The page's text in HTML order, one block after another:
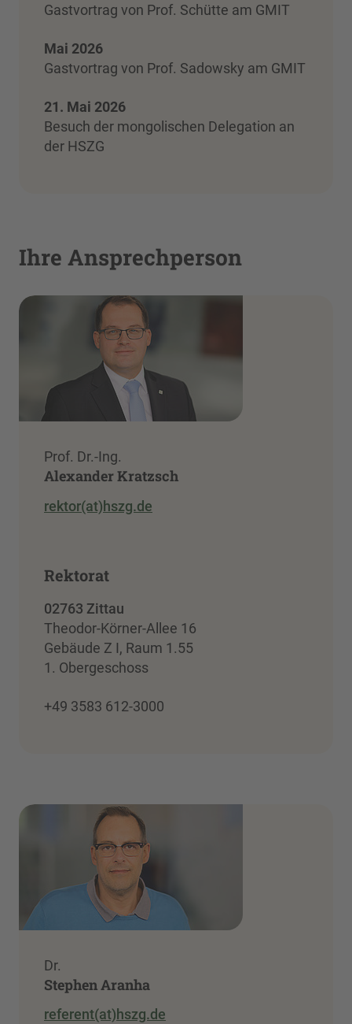
Gastvortrag von Prof. Schütte am GMIT
Mai 2026
Gastvortrag von Prof. Sadowsky am GMIT
21. Mai 2026
Besuch der mongolischen Delegation an
der HSZG
Ihre Ansprechperson
Prof. Dr.-Ing.
Alexander Kratzsch
rektor(at)hszg.de
Rektorat
02763 Zittau
Theodor-Körner-Allee 16
Gebäude Z I, Raum 1.55
1. Obergeschoss
+49 3583 612-3000
Dr.
Stephen Aranha
referent(at)hszg.de